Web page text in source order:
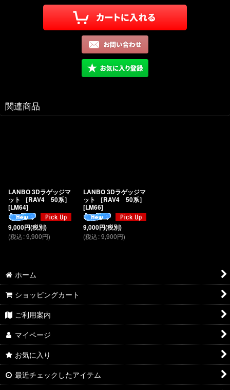
関連商品
LANBO 3Dラゲッジマ
ット ［RAV4 50系］
[LM64]
9,000円(税別)
(税込:9,900円)
LANBO 3Dラゲッジマ
ット ［RAV4 50系］
[LM66]
9,000円(税別)
(税込:9,900円)
ホーム
ショッピングカート
ご利用案内
マイページ
お気に入り
最近チェックしたアイテム